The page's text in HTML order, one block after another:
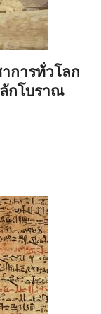
การทั่วโลก
กโบราณ